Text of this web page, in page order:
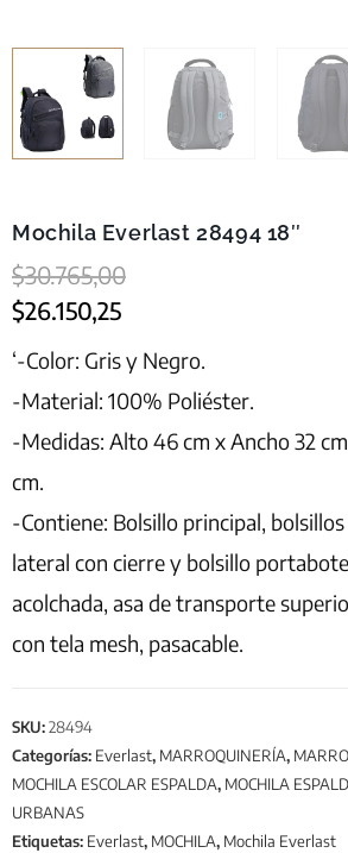
Mochila Everlast 28494 18″
$30.765,00
$26.150,25
‘-Color: Gris y Negro.
-Material: 100% Poliéster.
-Medidas: Alto 46 cm x Ancho 32
cm.
-Contiene: Bolsillo principal,
lateral con cierre y bolsillo
acolchada, asa de transporte
con tela mesh, pasacable.
SKU:28494
Categorías: Everlast, MARROQUINERÍA,
MOCHILA ESCOLAR ESPALDA, MOCHILA
URBANAS
Etiquetas: Everlast, MOCHILA, Mochila Everlast